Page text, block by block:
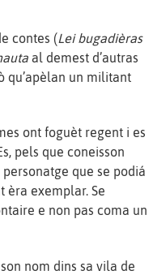
contes (Lei bugadièras
al demest d’autras
qu’apèlan un militant
ont foguèt regent i es
pels que coneisson
que se podiá
èra exemplar. Se
e non pas coma un
nom dins sa vila de